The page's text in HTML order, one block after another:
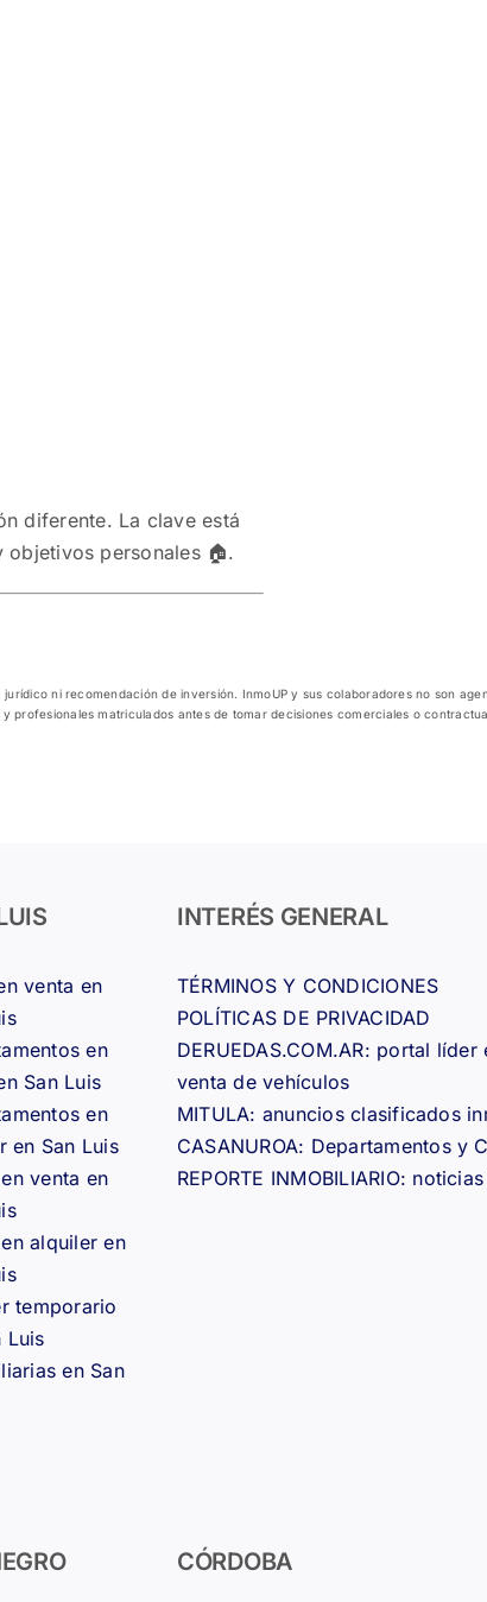
diferente. La clave está
objetivos personales 🏠.
ni recomendación de inversión. InmoUP y sus colaboradores no son
matriculados antes de tomar decisiones comerciales o
venta en
en
San Luis
en
en San Luis
venta en
alquiler en
temporario
Luis
en San
INTERÉS GENERAL
TÉRMINOS Y CONDICIONES
POLÍTICAS DE PRIVACIDAD
DERUEDAS.COM.AR: portal
venta de vehículos
MITULA: anuncios clasificados
CASANUROA: Departamentos y
REPORTE INMOBILIARIO:
CÓRDOBA